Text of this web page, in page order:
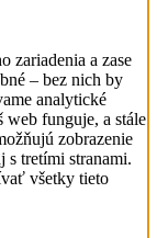
zariadenia a zase
– bez nich by
analytické
funguje, a stále
zobrazenie
s tretími stranami.
všetky tieto